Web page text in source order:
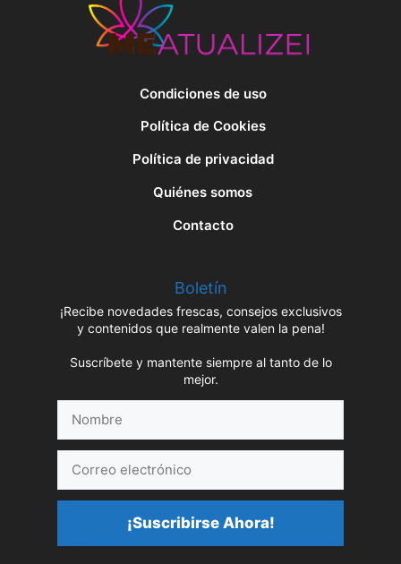
Condiciones de uso
Política de Cookies
Política de privacidad
Quiénes somos
Contacto
Boletín
¡Recibe novedades frescas, consejos exclusivos
y contenidos que realmente valen la pena!
Suscríbete y mantente siempre al tanto de lo
mejor.
electrónico
¡Suscribirse Ahora!